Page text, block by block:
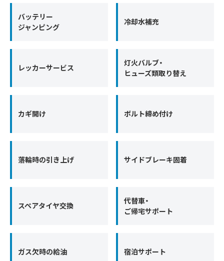
バッテリー
ジャンピング
冷却水補充
レッカーサービス
灯火バルブ・
ヒューズ類取り替え
カギ開け ボルト締め付け
落輪時の引き上げ サイドブレーキ固着
スペアタイヤ交換
代替車・
ご帰宅サポート
ガス欠時の給油 宿泊サポート